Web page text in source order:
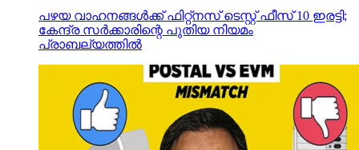
പഴയ വാഹനങ്ങള്‍ക്ക് ഫിറ്റ്‌നസ് ടെസ്റ്റ് ഫീസ് 10 ഇരട്ടി;
കേന്ദ്ര സര്‍ക്കാരിന്റെ പുതിയ നിയമം
പ്രാബല്യത്തില്‍